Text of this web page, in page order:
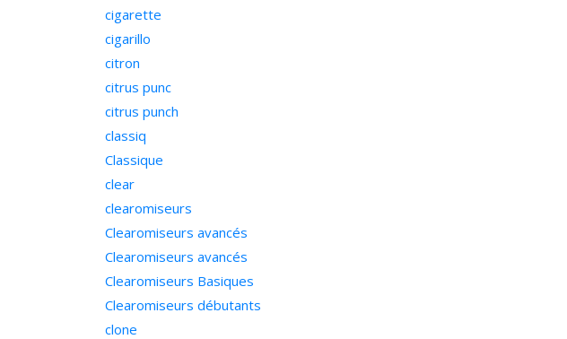
cigarette
cigarillo
citron
citrus punc
citrus punch
classiq
Classique
clear
clearomiseurs
Clearomiseurs avancés
Clearomiseurs avancés
Clearomiseurs Basiques
Clearomiseurs débutants
clone